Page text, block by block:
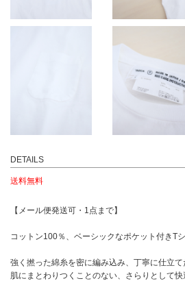
DETAILS
送料無料
【メール便発送可・1点まで】
コットン100％、ベーシックなポケット付きT
強く撚った綿糸を密に編み込み、丁寧に仕立て
肌にまとわりつくことのない、さらりとして快